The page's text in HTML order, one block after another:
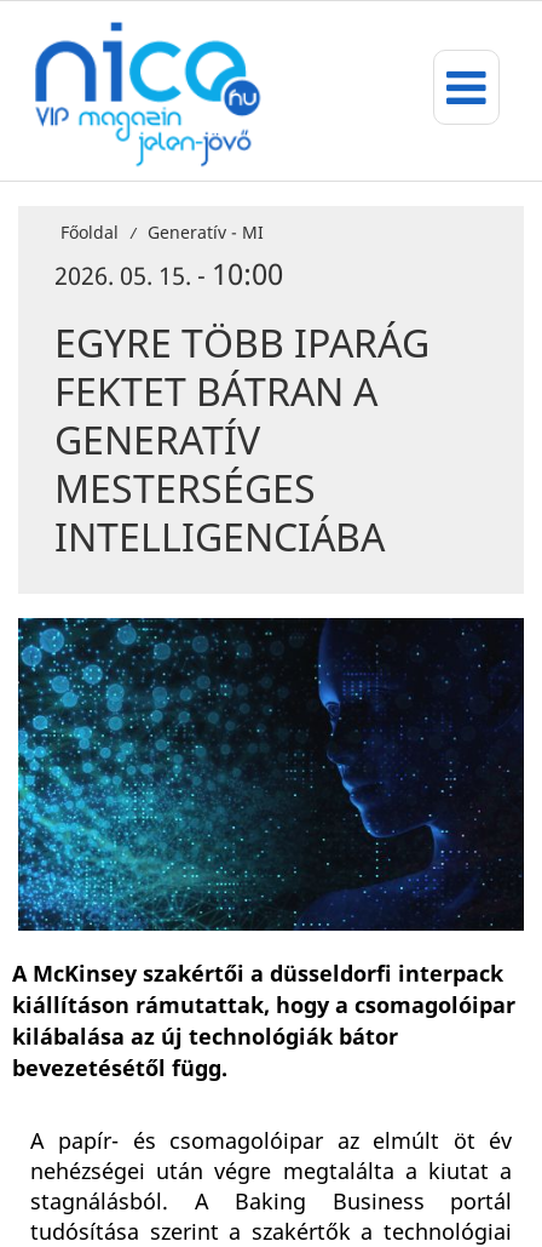
Főoldal / Generatív - MI
2026. 05. 15. - 10:00
EGYRE TÖBB IPARÁG
FEKTET BÁTRAN A
GENERATÍV
MESTERSÉGES
INTELLIGENCIÁBA
A McKinsey szakértői a düsseldorfi interpack
kiállításon rámutattak, hogy a csomagolóipar
kilábalása az új technológiák bátor
bevezetésétől függ.
A papír- és csomagolóipar az elmúlt öt év
nehézségei után végre megtalálta a kiutat a
stagnálásból. A Baking Business portál
tudósítása szerint a szakértők a technológiai